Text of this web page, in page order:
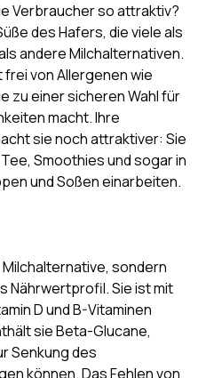
Verbraucher so attraktiv?
des Hafers, die viele als
andere Milchalternativen.
von Allergenen wie
zu einer sicheren Wahl für
macht. Ihre
sie noch attraktiver: Sie
Smoothies und sogar in
und Soßen einarbeiten.
sondern
Nährwertprofil. Sie ist mit
D und B-Vitaminen
sie Beta-Glucane,
Senkung des
können. Das Fehlen von